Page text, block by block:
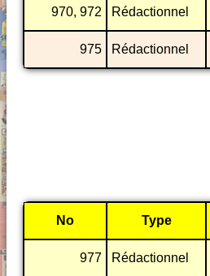
970, 972 Rédactionnel
975 Rédactionnel
No Type
977 Rédactionnel